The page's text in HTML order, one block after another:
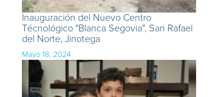
Inauguración del Nuevo Centro
Técnológico "Blanca Segovia", San Rafael
del Norte, Jinotega
Mayo 18, 2024